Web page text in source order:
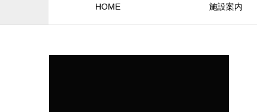
HOME 施設案内